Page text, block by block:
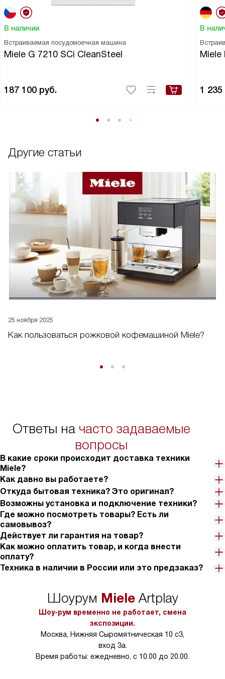
В наличии
Встраиваемая посудомоечная машина
Miele G 7210 SCi CleanSteel
187 100 руб.
В
Miele
1 235
Другие статьи
25 ноября 2025
Как пользоваться рожковой кофемашиной Miele?
Ответы на часто задаваемые
вопросы
В какие сроки происходит доставка техники
Miele?
Как давно вы работаете?
Откуда бытовая техника? Это оригинал?
Возможны установка и подключение техники?
Где можно посмотреть товары? Есть ли
самовывоз?
Действует ли гарантия на товар?
Как можно оплатить товар, и когда внести
оплату?
Техника в наличии в России или это предзаказ?
Шоурум MieleArtplay
Шоу-рум временно не работает, смена
экспозиции.
Москва, Нижняя Сыромятническая 10 с3,
вход 3а.
Время работы: ежедневно, с 10.00 до 20.00.